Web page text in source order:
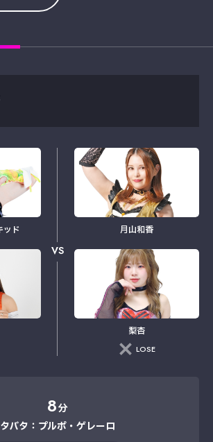
ッド
VS
月山和香
梨杏
LOSE
8分
タバタ：プルポ・ゲレーロ